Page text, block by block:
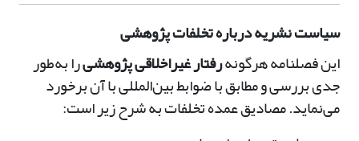
سیاست نشریه درباره تخلفات پژوهشی
این فصلنامه هرگونهرفتار غیراخلاقی پژوهشیرا به‌طور
جدی بررسی و مطابق با ضوابط بین‌المللی با آن برخورد
می‌نماید. مصادیق عمده تخلفات به شرح زیر است: